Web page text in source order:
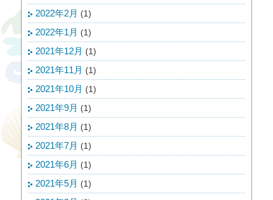
2022年2月 (1)
2022年1月 (1)
2021年12月 (1)
2021年11月 (1)
2021年10月 (1)
2021年9月 (1)
2021年8月 (1)
2021年7月 (1)
2021年6月 (1)
2021年5月 (1)